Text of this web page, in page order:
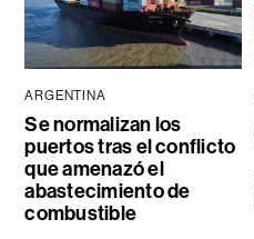
ARGENTINA
Se normalizan los
puertos tras el conflicto
que amenazó el
abastecimiento de
combustible